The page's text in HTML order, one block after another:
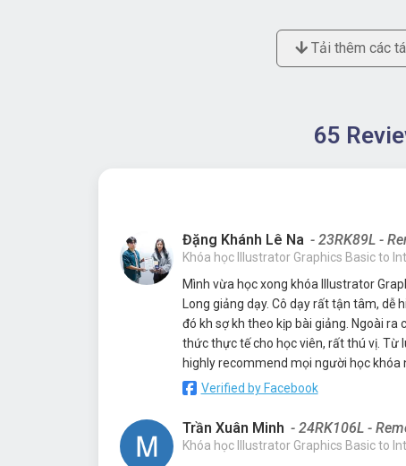
Tải thêm các
65
Đặng Khánh Lê Na - 23RK89L -
Khóa học Illustrator Graphics Basic to
Mình vừa học xong khóa Illustrator
Long giảng dạy. Cô dạy rất tận tâm, dễ
đó kh sợ kh theo kịp bài giảng. Ngoài ra
thức thực tế cho học viên, rất thú vị. Từ
highly recommend mọi người học khóa
Verified by Facebook
Trần Xuân Minh - 24RK106L -
Khóa học Illustrator Graphics Basic to